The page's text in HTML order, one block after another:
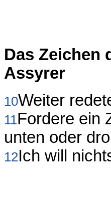
Das Zeichen
Assyrer
10Weiter
11Fordere ein
unten oder
12Ich will